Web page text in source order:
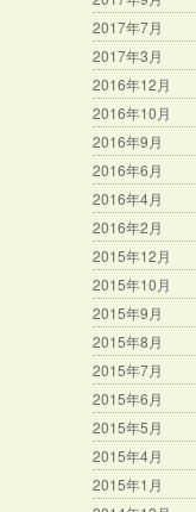
2017年7月
2017年3月
2016年12月
2016年10月
2016年9月
2016年6月
2016年4月
2016年2月
2015年12月
2015年10月
2015年9月
2015年8月
2015年7月
2015年6月
2015年5月
2015年4月
2015年1月